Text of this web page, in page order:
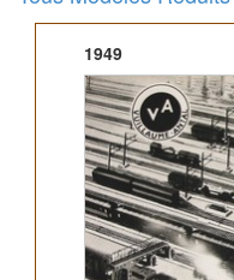
1949